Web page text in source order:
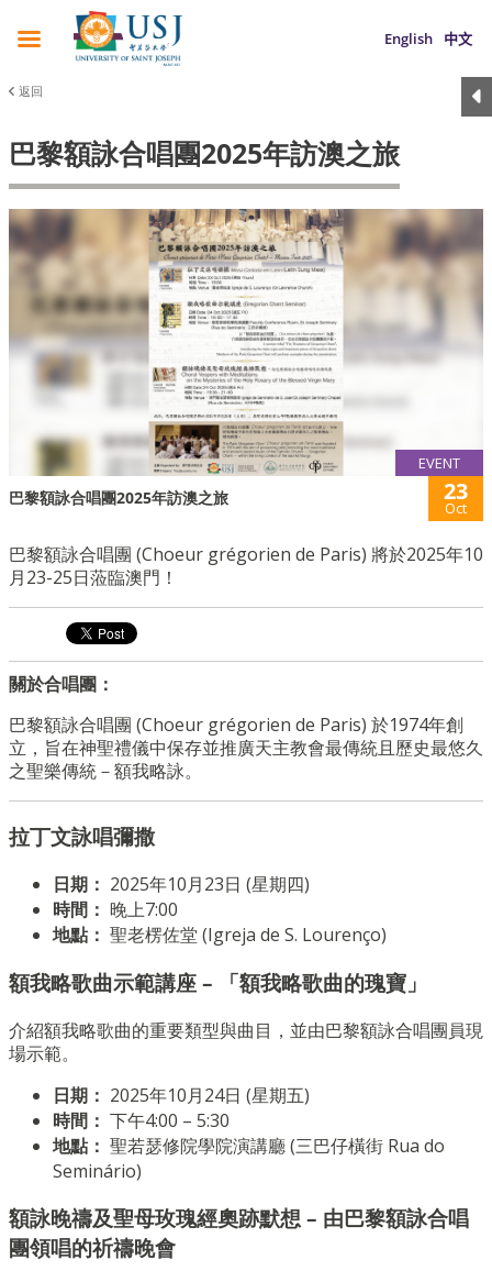
English 中文
返回
巴黎額詠合唱團2025年訪澳之旅
EVENT
巴黎額詠合唱團2025年訪澳之旅 23
Oct
巴黎額詠合唱團 (Choeur grégorien de Paris) 將於2025年10
月23-25日蒞臨澳門！
關於合唱團：
巴黎額詠合唱團 (Choeur grégorien de Paris) 於1974年創
立，旨在神聖禮儀中保存並推廣天主教會最傳統且歷史最悠久
之聖樂傳統－額我略詠。
拉丁文詠唱彌撒
日期： 2025年10月23日 (星期四)
時間： 晚上7:00
地點： 聖老楞佐堂 (Igreja de S. Lourenço)
額我略歌曲示範講座 – 「額我略歌曲的瑰寶」
介紹額我略歌曲的重要類型與曲目，並由巴黎額詠合唱團員現
場示範。
日期： 2025年10月24日 (星期五)
時間： 下午4:00 – 5:30
地點： 聖若瑟修院學院演講廳 (三巴仔橫街 Rua do
Seminário)
額詠晚禱及聖母玫瑰經奧跡默想 – 由巴黎額詠合唱
團領唱的祈禱晚會